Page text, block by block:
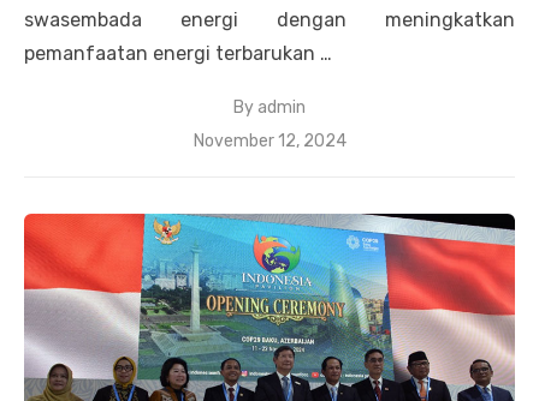
swasembada energi dengan meningkatkan
pemanfaatan energi terbarukan …
By admin
Posted
November 12, 2024